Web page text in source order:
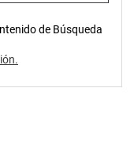
de Búsqueda